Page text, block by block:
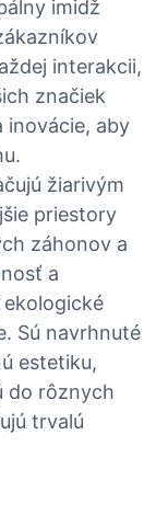
imidž
interakcii,
značiek
inovácie, aby
žiarivým
priestory
záhonov a
a
Sú navrhnuté
estetiku,
do rôznych
trvalú